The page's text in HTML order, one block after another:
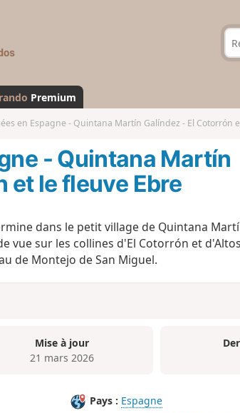
s
a
n
d
rando Premium
en Espagne - Quintana Martín Galíndez - El Cotorrón et le fleuve Ebre
- Quintana Martín
et le fleuve Ebre
dans le petit village de Quintana
vue sur les collines d'El Cotorrón et
de Montejo de San Miguel.
Mise à jour
21 mars 2026
Pays : Espagne